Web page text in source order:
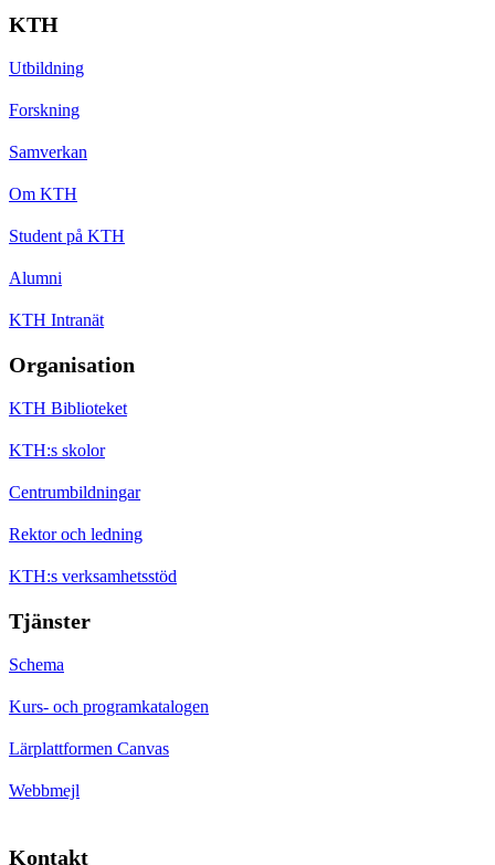
KTH
Utbildning
Forskning
Samverkan
Om KTH
Student på KTH
Alumni
KTH Intranät
Organisation
KTH Biblioteket
KTH:s skolor
Centrumbildningar
Rektor och ledning
KTH:s verksamhetsstöd
Tjänster
Schema
Kurs- och programkatalogen
Lärplattformen Canvas
Webbmejl
Kontakt